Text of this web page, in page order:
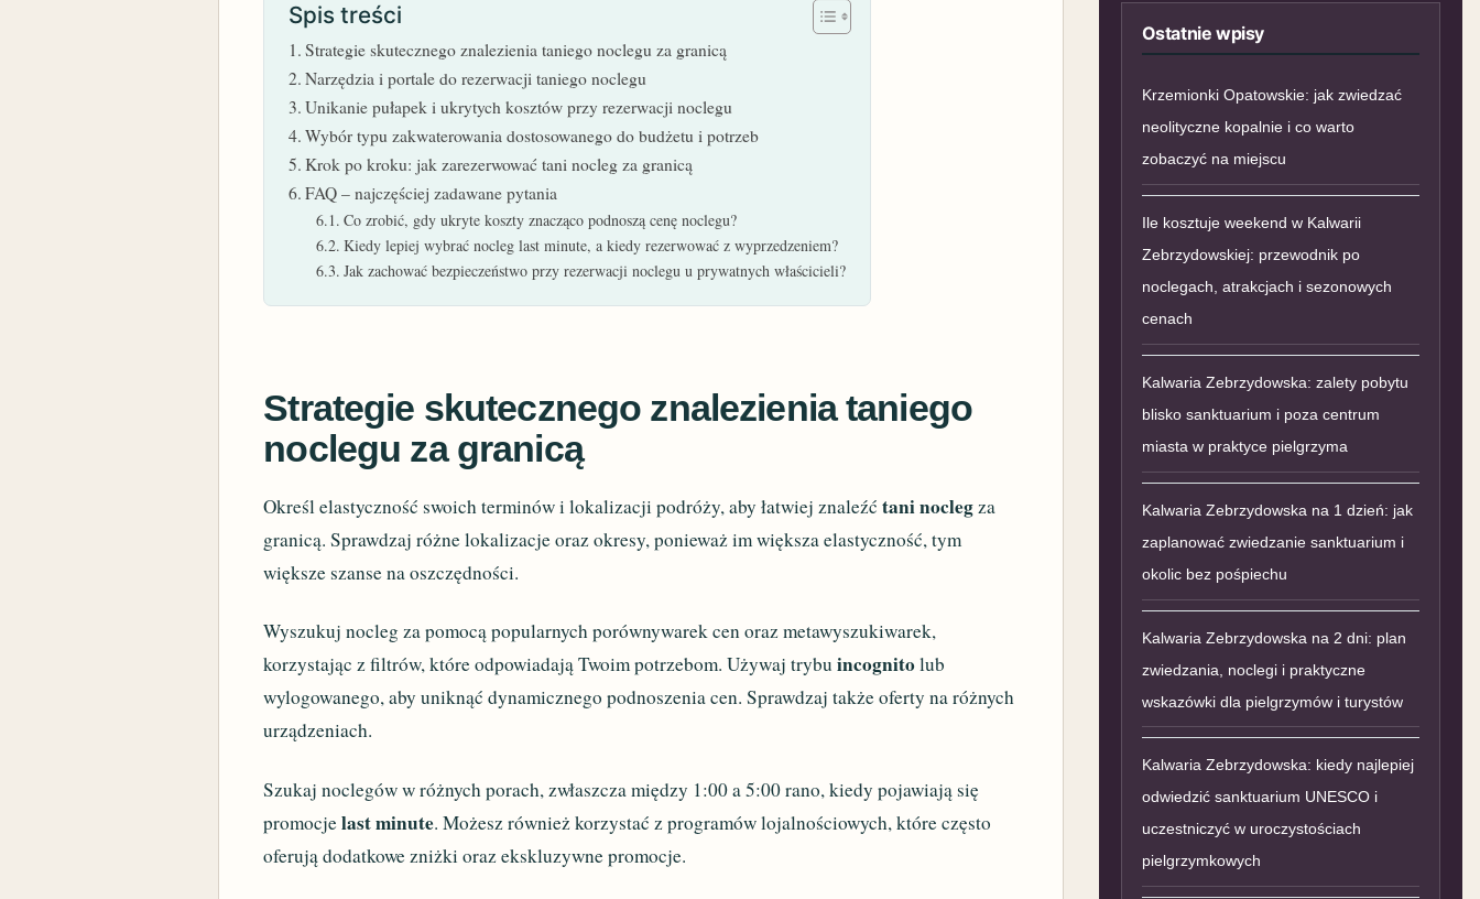
Spis treści
Strategie skutecznego znalezienia taniego noclegu za granicą
Narzędzia i portale do rezerwacji taniego noclegu
Unikanie pułapek i ukrytych kosztów przy rezerwacji noclegu
Wybór typu zakwaterowania dostosowanego do budżetu i potrzeb
Krok po kroku: jak zarezerwować tani nocleg za granicą
FAQ – najczęściej zadawane pytania
Co zrobić, gdy ukryte koszty znacząco podnoszą cenę noclegu?
Kiedy lepiej wybrać nocleg last minute, a kiedy rezerwować z wyprzedzeniem?
Jak zachować bezpieczeństwo przy rezerwacji noclegu u prywatnych właścicieli?
Strategie skutecznego znalezienia taniego
noclegu za granicą
Określ elastyczność swoich terminów i lokalizacji podróży, aby łatwiej znaleźćtani noclegza
granicą. Sprawdzaj różne lokalizacje oraz okresy, ponieważ im większa elastyczność, tym
większe szanse na oszczędności.
Wyszukuj nocleg za pomocą popularnych porównywarek cen oraz metawyszukiwarek,
korzystając z filtrów, które odpowiadają Twoim potrzebom. Używaj trybuincognitolub
wylogowanego, aby uniknąć dynamicznego podnoszenia cen. Sprawdzaj także oferty na różnych
urządzeniach.
Szukaj noclegów w różnych porach, zwłaszcza między 1:00 a 5:00 rano, kiedy pojawiają się
promocjelast minute. Możesz również korzystać z programów lojalnościowych, które często
oferują dodatkowe zniżki oraz ekskluzywne promocje.
Ostatnie wpisy
Krzemionki Opatowskie: jak zwiedzać
neolityczne kopalnie i co warto
zobaczyć na miejscu
Ile kosztuje weekend w Kalwarii
Zebrzydowskiej: przewodnik po
noclegach, atrakcjach i sezonowych
cenach
Kalwaria Zebrzydowska: zalety pobytu
blisko sanktuarium i poza centrum
miasta w praktyce pielgrzyma
Kalwaria Zebrzydowska na 1 dzień: jak
zaplanować zwiedzanie sanktuarium i
okolic bez pośpiechu
Kalwaria Zebrzydowska na 2 dni: plan
zwiedzania, noclegi i praktyczne
wskazówki dla pielgrzymów i turystów
Kalwaria Zebrzydowska: kiedy najlepiej
odwiedzić sanktuarium UNESCO i
uczestniczyć w uroczystościach
pielgrzymkowych